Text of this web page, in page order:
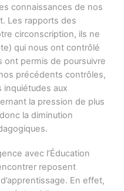
connaissances de nos
Les rapports des
circonscription, ils ne
qui nous ont contrôlé
permis de poursuivre
précédents contrôles,
inquiétudes aux
la pression de plus
la diminution
avec l’Éducation
reposent
En effet,